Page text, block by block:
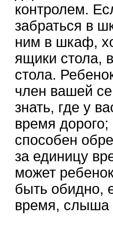
контролем.
забраться в
ним в шкаф,
ящики стола,
стола.
член вашей
знать, где у
время
способен
за единицу
может
быть обидно,
время, слыша